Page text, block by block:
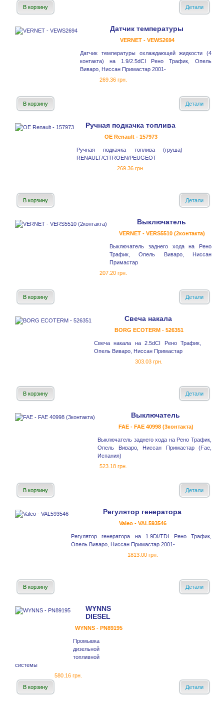
В корзину Детали
Датчик температуры
VERNET - VEWS2694
Датчик температуры охлаждающей жидкости (4
контакта) на 1.9/2.5dCI Рено Трафик, Опель
Виваро, Ниссан Примастар 2001-
269.36 грн.
В корзину Детали
Ручная подкачка топлива
OE Renault - 157973
Ручная подкачка топлива (груша)
RENAULT/CITROEN/PEUGEOT
269.36 грн.
В корзину Детали
Выключатель
VERNET - VERS5510 (2контакта)
Выключатель заднего хода на Рено
Трафик, Опель Виваро, Ниссан
Примастар
207.20 грн.
В корзину Детали
Свеча накала
BORG ECOTERM - 526351
Свеча накала на 2.5dCI Рено Трафик,
Опель Виваро, Ниссан Примастар
303.03 грн.
В корзину Детали
Выключатель
FAE - FAE 40998 (3контакта)
Выключатель заднего хода на Рено Трафик,
Опель Виваро, Ниссан Примастар (Fae,
Испания)
523.18 грн.
В корзину Детали
Регулятор генератора
Valeo - VAL593546
Регулятор генератора на 1.9DI/TDI Рено Трафик,
Опель Виваро, Ниссан Примастар 2001-
1813.00 грн.
В корзину Детали
WYNNS
DIESEL
WYNNS - PN89195
Промывка
дизельной
топливной
системы
580.16 грн.
В корзину
Детали